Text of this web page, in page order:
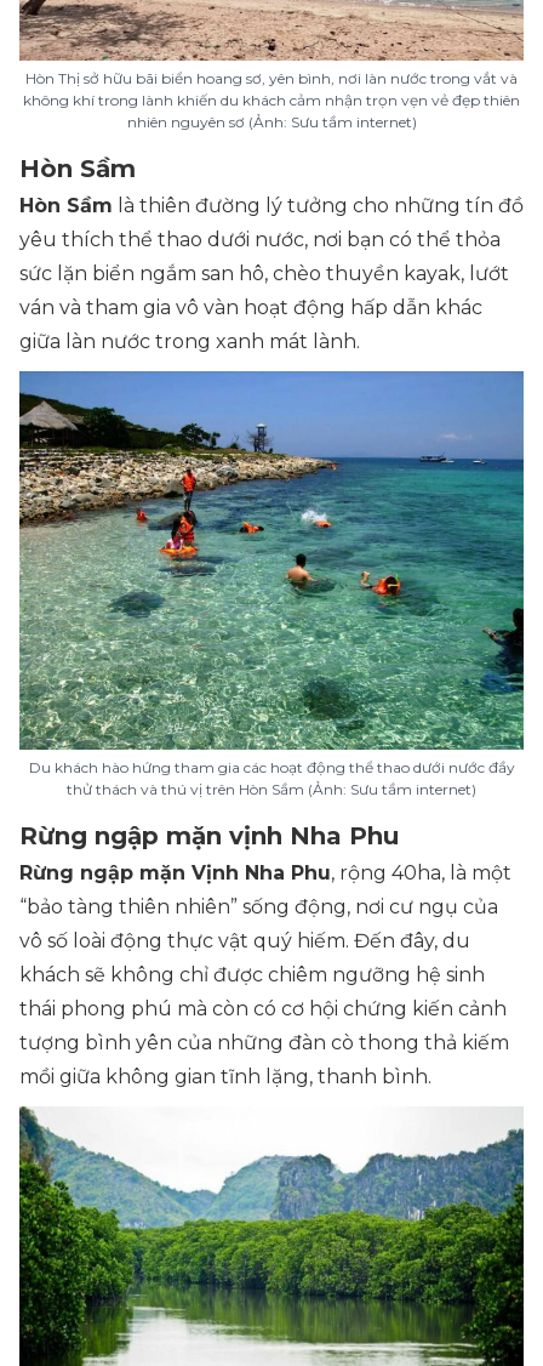
Hòn Thị sở hữu bãi biển hoang sơ, yên bình, nơi làn nước trong vắt và
không khí trong lành khiến du khách cảm nhận trọn vẹn vẻ đẹp thiên
nhiên nguyên sơ (Ảnh: Sưu tầm internet)
Hòn Sầm
Hòn Sầm là thiên đường lý tưởng cho những tín đồ
yêu thích thể thao dưới nước, nơi bạn có thể thỏa
sức lặn biển ngắm san hô, chèo thuyền kayak, lướt
ván và tham gia vô vàn hoạt động hấp dẫn khác
giữa làn nước trong xanh mát lành.
Du khách hào hứng tham gia các hoạt động thể thao dưới nước đầy
thử thách và thú vị trên Hòn Sầm (Ảnh: Sưu tầm internet)
Rừng ngập mặn vịnh Nha Phu
Rừng ngập mặn Vịnh Nha Phu, rộng 40ha, là một
“bảo tàng thiên nhiên” sống động, nơi cư ngụ của
vô số loài động thực vật quý hiếm. Đến đây, du
khách sẽ không chỉ được chiêm ngưỡng hệ sinh
thái phong phú mà còn có cơ hội chứng kiến cảnh
tượng bình yên của những đàn cò thong thả kiếm
mồi giữa không gian tĩnh lặng, thanh bình.